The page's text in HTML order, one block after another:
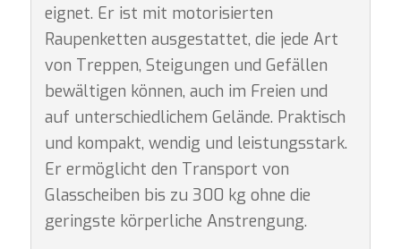
eignet. Er ist mit motorisierten
Raupenketten ausgestattet, die jede Art
von Treppen, Steigungen und Gefällen
bewältigen können, auch im Freien und
auf unterschiedlichem Gelände. Praktisch
und kompakt, wendig und leistungsstark.
Er ermöglicht den Transport von
Glasscheiben bis zu 300 kg ohne die
geringste körperliche Anstrengung.